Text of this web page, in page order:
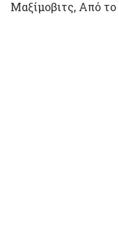
Μαξίμοβιτς, Από